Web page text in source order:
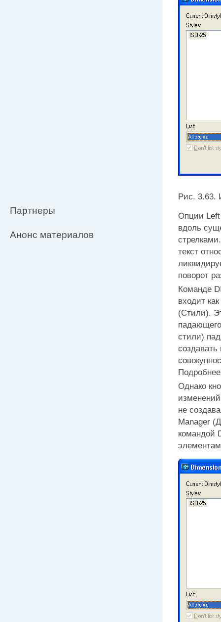
Партнеры
Анонс материалов
Рис. 3.63.
Опции Left
вдоль
текст
поворот
Команде
входит
(Стили).
стили)
Однако
не
Manager
командой